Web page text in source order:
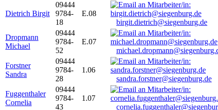
Dietrich Birgit
09444
9784-
18
E.08
birgit.dietrich@siegenburg.de
Dropmann
Michael
09444
9784-
52
E.07
Forstner
Sandra
09444
9784-
28
1.06
sandra.forstner@siegenburg.de
Fuggenthaler
Cornelia
09444
9784-
43
1.07